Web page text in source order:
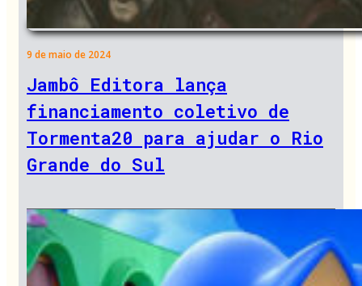
9 de maio de 2024
Jambô Editora lança
financiamento coletivo de
Tormenta20 para ajudar o Rio
Grande do Sul